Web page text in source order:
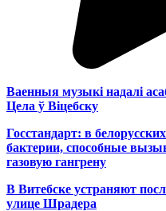
Ваенныя музыкі надалі
Цела ў Віцебску
Госстандарт: в
бактерии, способные
газовую гангрену
В Витебске устраняют
улице Шрадера